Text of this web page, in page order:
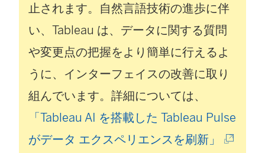
止されます。自然言語技術の進歩に伴
い、Tableau は、データに関する質問
や変更点の把握をより簡単に行えるよ
うに、インターフェイスの改善に取り
組んでいます。詳細については、
「Tableau AI を搭載した Tableau Pulse
がデータ エクスペリエンスを刷新」
(